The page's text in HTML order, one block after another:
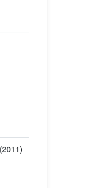
(2011)